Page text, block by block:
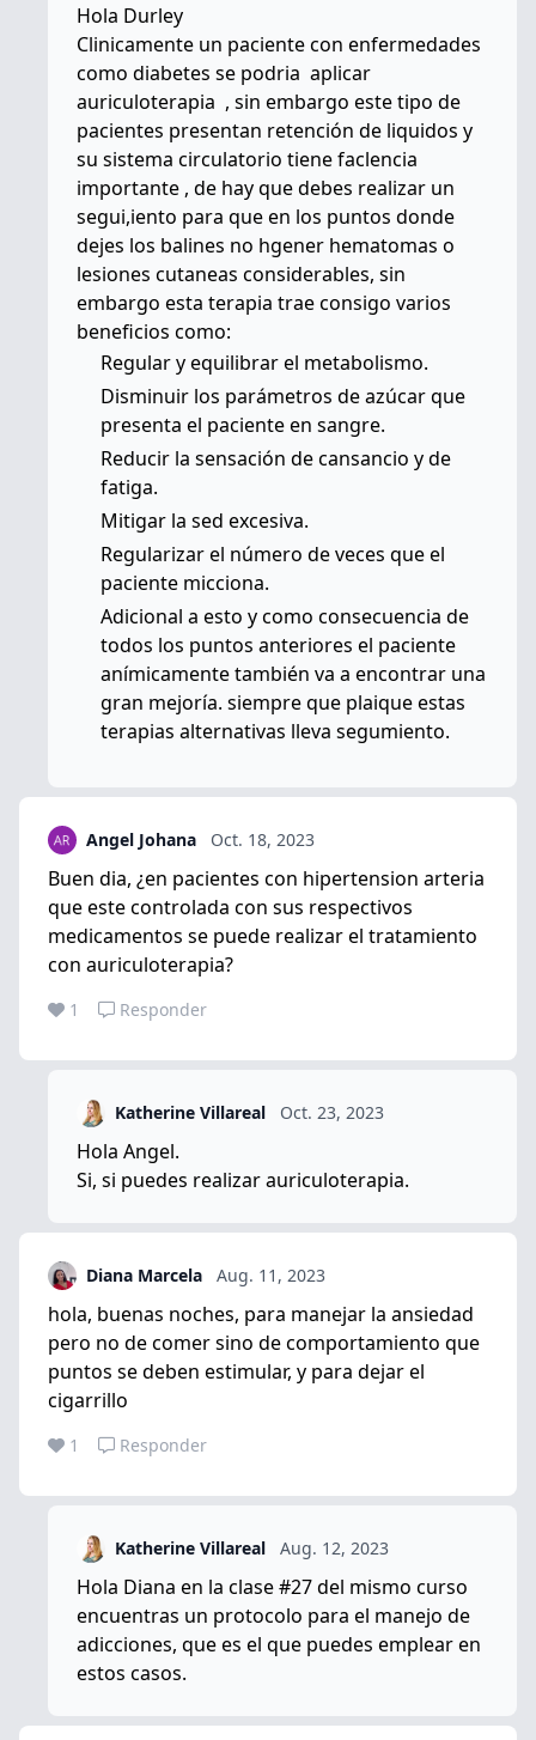
Hola Durley
Clinicamente un paciente con enfermedades
como diabetes se podria aplicar
auriculoterapia , sin embargo este tipo de
pacientes presentan retención de liquidos y
su sistema circulatorio tiene faclencia
importante , de hay que debes realizar un
segui,iento para que en los puntos donde
dejes los balines no hgener hematomas o
lesiones cutaneas considerables, sin
embargo esta terapia trae consigo varios
beneficios como:
Regular y equilibrar el metabolismo.
Disminuir los parámetros de azúcar que
presenta el paciente en sangre.
Reducir la sensación de cansancio y de
fatiga.
Mitigar la sed excesiva.
Regularizar el número de veces que el
paciente micciona.
Adicional a esto y como consecuencia de
todos los puntos anteriores el paciente
anímicamente también va a encontrar una
gran mejoría. siempre que plaique estas
terapias alternativas lleva segumiento.
Angel Johana Oct. 18, 2023
Buen dia, ¿en pacientes con hipertension arteria
que este controlada con sus respectivos
medicamentos se puede realizar el tratamiento
con auriculoterapia?
1 Responder
Katherine Villareal Oct. 23, 2023
Hola Angel.
Si, si puedes realizar auriculoterapia.
Diana Marcela Aug. 11, 2023
hola, buenas noches, para manejar la ansiedad
pero no de comer sino de comportamiento que
puntos se deben estimular, y para dejar el
cigarrillo
1 Responder
Katherine Villareal Aug. 12, 2023
Hola Diana en la clase #27 del mismo curso
encuentras un protocolo para el manejo de
adicciones, que es el que puedes emplear en
estos casos.